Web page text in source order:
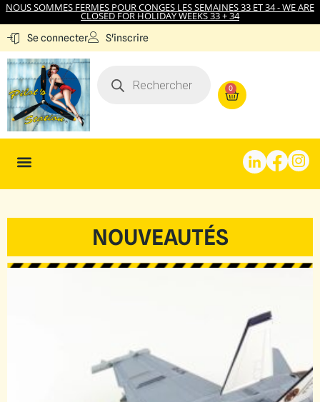
NOUS SOMMES FERMES POUR CONGES LES SEMAINES 33 ET 34 - WE ARE
CLOSED FOR HOLIDAY WEEKS 33 + 34
Se connecter S'inscrire
0
NOUVEAUTÉS